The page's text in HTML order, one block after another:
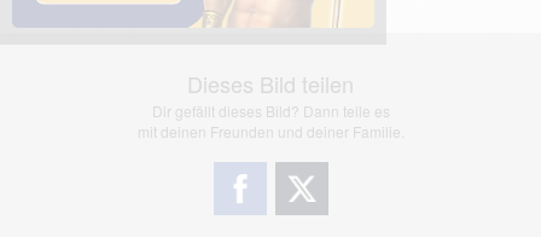
Dieses Bild teilen
Dir gefällt dieses Bild? Dann teile es
mit deinen Freunden und deiner Familie.